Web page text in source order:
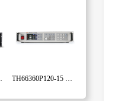
直流电源 TH66360P120-15 可编程大功率直流电源